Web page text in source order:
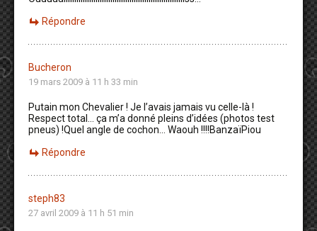
Répondre
Bucheron
19 mars 2009 à 11 h 33 min
Putain mon Chevalier ! Je l’avais jamais vu celle-là !
Respect total… ça m’a donné pleins d’idées (photos test
pneus) !Quel angle de cochon… Waouh !!!!BanzaïPiou
Répondre
steph83
27 avril 2009 à 11 h 51 min